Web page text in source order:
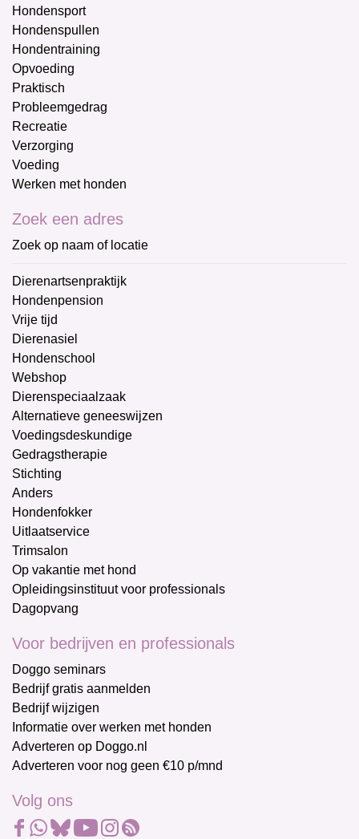
Hondensport
Hondenspullen
Hondentraining
Opvoeding
Praktisch
Probleemgedrag
Recreatie
Verzorging
Voeding
Werken met honden
Zoek een adres
Zoek op naam of locatie
Dierenartsenpraktijk
Hondenpension
Vrije tijd
Dierenasiel
Hondenschool
Webshop
Dierenspeciaalzaak
Alternatieve geneeswijzen
Voedingsdeskundige
Gedragstherapie
Stichting
Anders
Hondenfokker
Uitlaatservice
Trimsalon
Op vakantie met hond
Opleidingsinstituut voor professionals
Dagopvang
Voor bedrijven en professionals
Doggo seminars
Bedrijf gratis aanmelden
Bedrijf wijzigen
Informatie over werken met honden
Adverteren op Doggo.nl
Adverteren voor nog geen €10 p/mnd
Volg ons